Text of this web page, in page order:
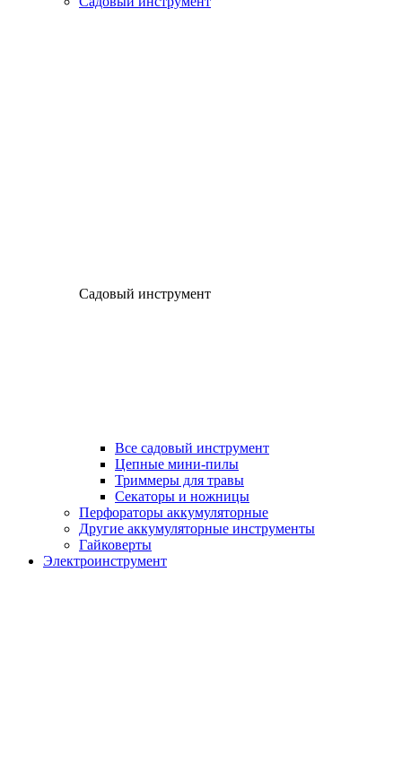
Садовый инструмент
Все садовый инструмент
Цепные мини-пилы
Триммеры для травы
Секаторы и ножницы
Перфораторы аккумуляторные
Другие аккумуляторные инструменты
Гайковерты
Электроинструмент